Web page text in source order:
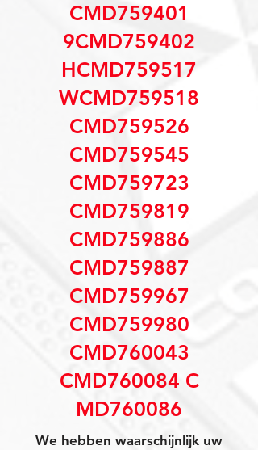
CMD759401
9CMD759402
HCMD759517
WCMD759518
CMD759526
CMD759545
CMD759723
CMD759819
CMD759886
CMD759887
CMD759967
CMD759980
CMD760043
CMD760084 C
MD760086
We hebben waarschijnlijk uw